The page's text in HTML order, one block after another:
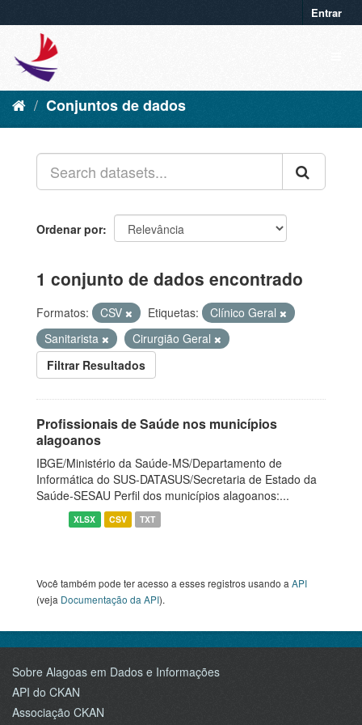
Entrar
Conjuntos de dados
Ordenar por
1 conjunto de dados encontrado
Formatos: CSV Etiquetas:
Clínico Geral
Sanitarista
Cirurgião Geral
Filtrar Resultados
Profissionais de Saúde nos municípios
alagoanos
IBGE/Ministério da Saúde-MS/Departamento de
Informática do SUS-DATASUS/Secretaria de Estado da
Saúde-SESAU Perfil dos municípios alagoanos:...
XLSX CSV TXT
Você também pode ter acesso a esses registros usando a API
(veja Documentação da API).
Sobre Alagoas em Dados e Informações
API do CKAN
Associação CKAN